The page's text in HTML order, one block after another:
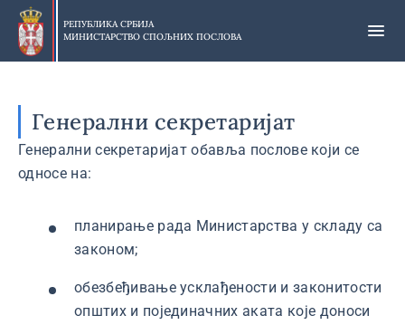
Прескочи
главни
део
РЕПУБЛИКА СРБИЈА
МИНИСТАРСТВО СПОЉНИХ ПОСЛОВА
Генерални секретаријат
Генерални секретаријат обавља послове који се
односе на:
планирање рада Министарства у складу са
законом;
обезбеђивање усклађености и законитости
општих и појединачних аката које доноси